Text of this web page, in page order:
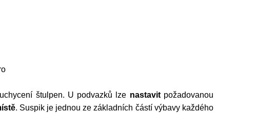
štulpen. U podvazků lze nastavitpožadovanou
. Suspik je jednou ze základních částí výbavy každého